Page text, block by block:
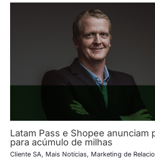
Latam Pass e Shopee anunciam
para acúmulo de milhas
Cliente SA, Mais Notícias, Marketing de